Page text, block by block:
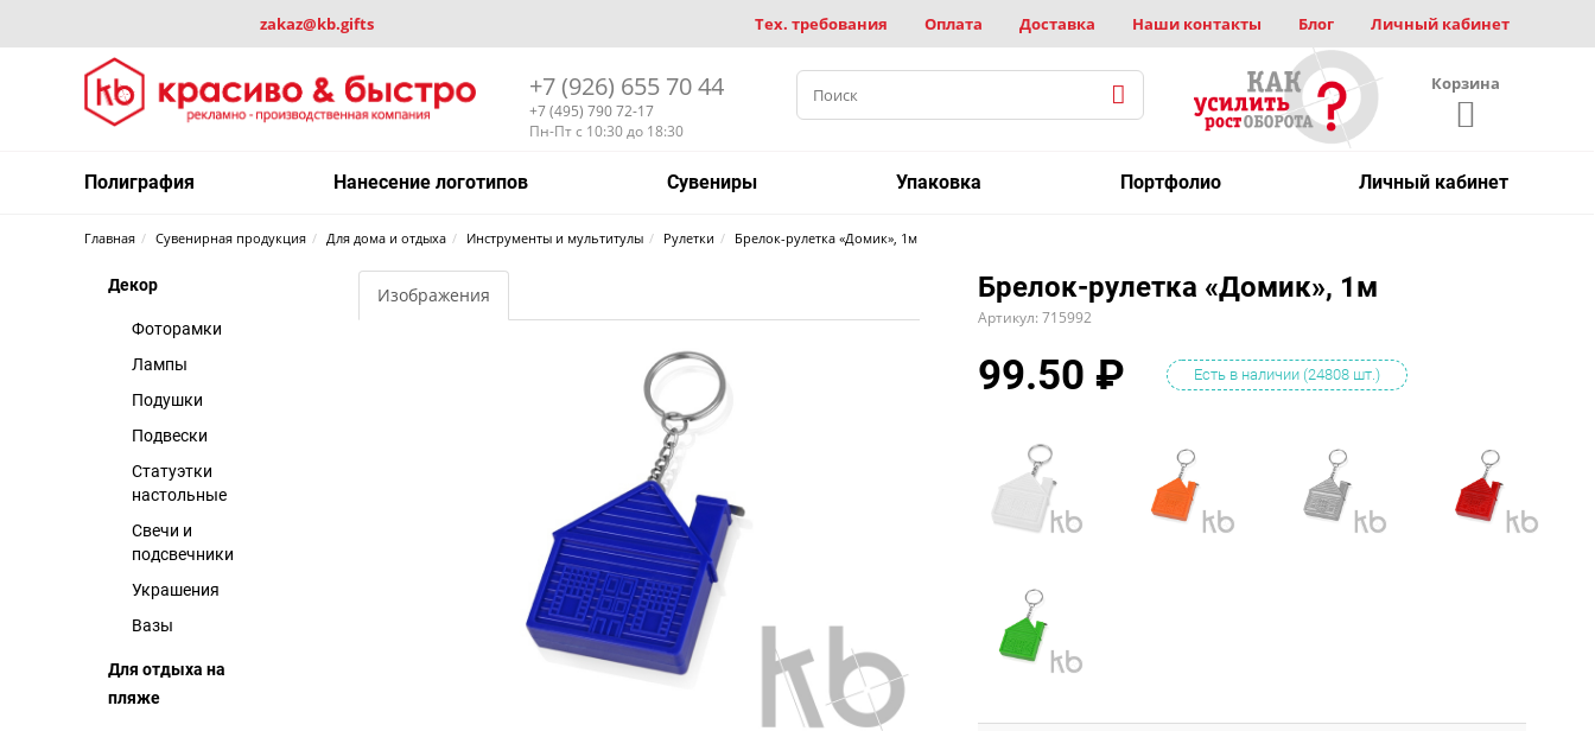
zakaz@kb.gifts Тех. требования Оплата Доставка Наши контакты Блог Личный кабинет
+7 (926) 655 70 44
+7 (495) 790 72-17
Пн-Пт с 10:30 до 18:30
Корзина
Полиграфия Нанесение логотипов Сувениры Упаковка Портфолио Личный кабинет
Главная Сувенирная продукция Для дома и отдыха Инструменты и мультитулы Рулетки Брелок-рулетка «Домик», 1м
Декор
Фоторамки
Лампы
Подушки
Подвески
Статуэтки
настольные
Свечи и
подсвечники
Украшения
Вазы
Для отдыха на
пляже
Брелок-рулетка «Домик», 1м
Артикул: 715992
Изображения
99.50 ₽ Есть в наличии (24808 шт.)